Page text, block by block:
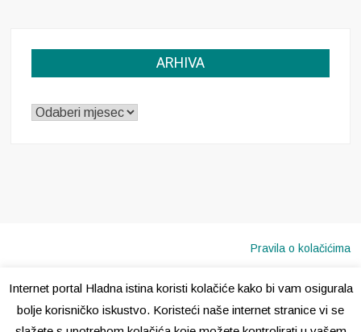
ARHIVA
ARHIVA
Pravila o kolačićima
Internet portal Hladna istina koristi kolačiće kako bi vam osigurala
bolje korisničko iskustvo. Koristeći naše internet stranice vi se
Copyright © 2020 · Sva prava pridržana · Hladna Istina